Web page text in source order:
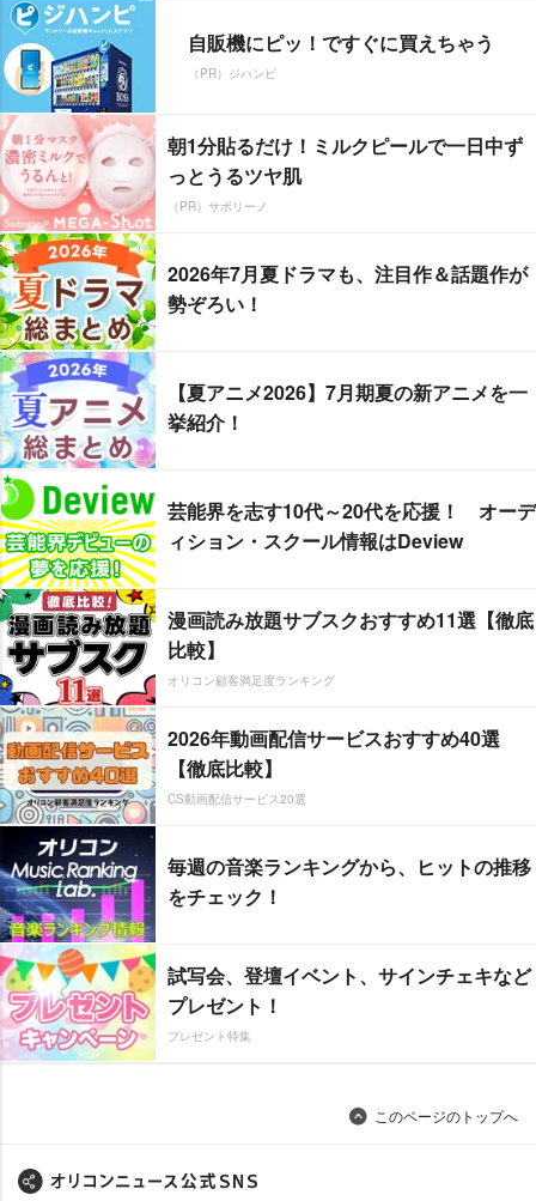
自販機にピッ！ですぐに買えちゃう
（PR）ジハンピ
朝1分貼るだけ！ミルクピールで一日中ず
っとうるツヤ肌
（PR）サボリーノ
2026年7月夏ドラマも、注目作＆話題作が
勢ぞろい！
【夏アニメ2026】7月期夏の新アニメを一
挙紹介！
芸能界を志す10代～20代を応援！ オーデ
ィション・スクール情報はDeview
漫画読み放題サブスクおすすめ11選【徹底
比較】
オリコン顧客満足度ランキング
2026年動画配信サービスおすすめ40選
【徹底比較】
CS動画配信サービス20選
毎週の音楽ランキングから、ヒットの推移
をチェック！
試写会、登壇イベント、サインチェキなど
プレゼント！
プレゼント特集
このページのトップへ